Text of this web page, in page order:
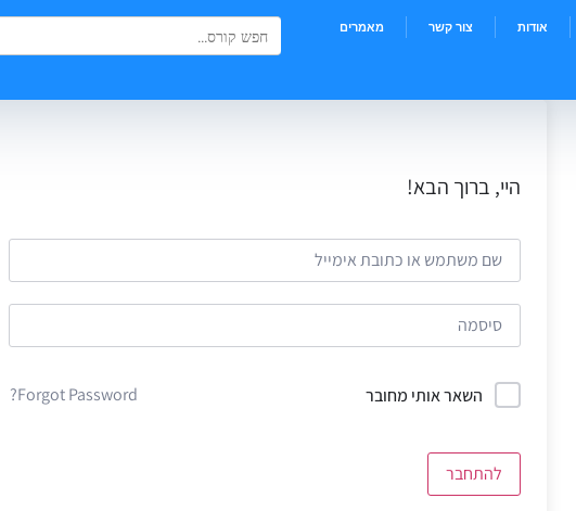
אודות צור קשר מאמרים Search
for:
Search Button
היי, ברוך הבא!
השאר אותי מחובר Forgot Password?
להתחבר